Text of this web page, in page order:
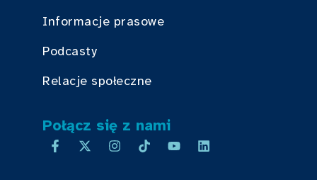
Informacje prasowe
Podcasty
Relacje społeczne
Połącz się z nami